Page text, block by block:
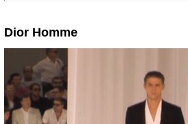
Dior Homme